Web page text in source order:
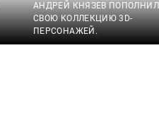
АНДРЕЙ КНЯЗЕВ ПОПОЛНИЛ
СВОЮ КОЛЛЕКЦИЮ 3D-
ПЕРСОНАЖЕЙ.